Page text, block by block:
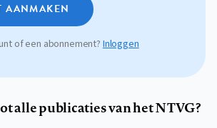
AANMAKEN
of een abonnement? Inloggen
alle publicaties van het NTVG?